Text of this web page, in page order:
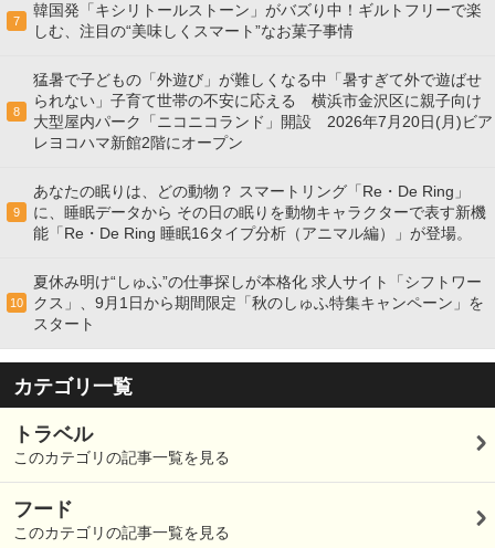
7
韓国発「キシリトールストーン」がバズり中！ギルトフリーで楽
しむ、注目の“美味しくスマート”なお菓子事情
8
猛暑で子どもの「外遊び」が難しくなる中「暑すぎて外で遊ばせ
られない」子育て世帯の不安に応える 横浜市金沢区に親子向け
大型屋内パーク「ニコニコランド」開設 2026年7月20日(月)ビア
レヨコハマ新館2階にオープン
9
あなたの眠りは、どの動物？ スマートリング「Re・De Ring」
に、睡眠データから その日の眠りを動物キャラクターで表す新機
能「Re・De Ring 睡眠16タイプ分析（アニマル編）」が登場。
10
夏休み明け“しゅふ”の仕事探しが本格化 求人サイト「シフトワー
クス」、9月1日から期間限定「秋のしゅふ特集キャンペーン」を
スタート
カテゴリ一覧
トラベル
このカテゴリの記事一覧を見る
フード
このカテゴリの記事一覧を見る